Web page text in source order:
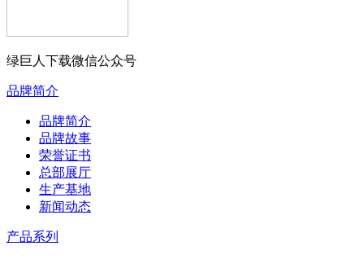
绿巨人下载微信公众号
品牌简介
品牌简介
品牌故事
荣誉证书
总部展厅
生产基地
新闻动态
产品系列